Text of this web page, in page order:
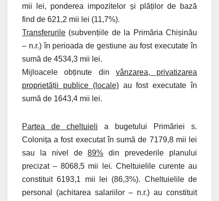
mii lei, ponderea impozitelor și plăților de bază
find de 621,2 mii lei (11,7%).
Transferurile (subvențiile de la Primăria Chișinău
– n.r.) în perioada de gestiune au fost executate în
sumă de 4534,3 mii lei.
Mijloacele obținute din vânzarea, privatizarea
proprietății publice (locale)au fost executate în
sumă de 1643,4 mii lei.
Partea de cheltuieli a bugetului Primăriei s.
Colonița a fost executat în sumă de 7179,8 mii lei
sau la nivel de89% din prevederile planului
precizat – 8068,5 mii lei. Cheltuielile curente au
constituit 6193,1 mii lei (86,3%). Cheltuielile de
personal (achitarea salariilor – n.r.) au constituit